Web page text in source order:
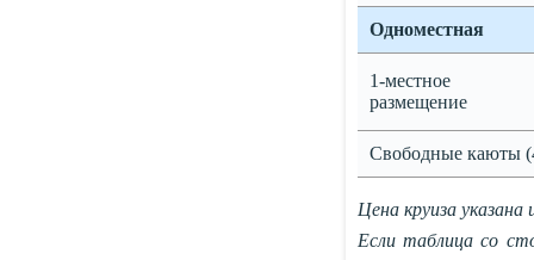
Одноместная
1-местное
размещение
Свободные каюты
Цена круиза указана
Если таблица со